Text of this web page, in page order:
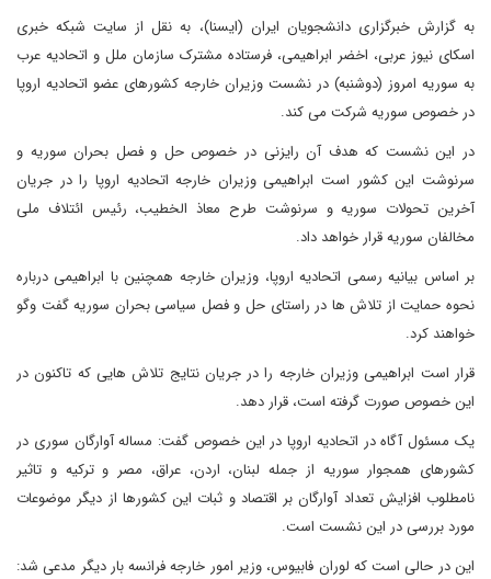
به گزارش خبرگزاری دانشجویان ایران (ایسنا)، به نقل از سایت شبکه خبری
اسکای نیوز عربی، اخضر ابراهیمی، فرستاده مشترک سازمان ملل و اتحادیه عرب
به سوریه امروز (دوشنبه) در نشست وزیران خارجه کشورهای عضو اتحادیه اروپا
در خصوص سوریه شرکت می کند.
در این نشست که هدف آن رایزنی در خصوص حل و فصل بحران سوریه و
سرنوشت این کشور است ابراهیمی وزیران خارجه اتحادیه اروپا را در جریان
آخرین تحولات سوریه و سرنوشت طرح معاذ الخطیب، رئیس ائتلاف ملی
مخالفان سوریه قرار خواهد داد.
بر اساس بیانیه رسمی اتحادیه اروپا، وزیران خارجه همچنین با ابراهیمی درباره
نحوه حمایت از تلاش ها در راستای حل و فصل سیاسی بحران سوریه گفت وگو
خواهند کرد.
قرار است ابراهیمی وزیران خارجه را در جریان نتایج تلاش هایی که تاکنون در
این خصوص صورت گرفته است، قرار دهد.
یک مسئول آگاه در اتحادیه اروپا در این خصوص گفت: مساله آوارگان سوری در
کشورهای همجوار سوریه از جمله لبنان، اردن، عراق، مصر و ترکیه و تاثیر
نامطلوب افزایش تعداد آوارگان بر اقتصاد و ثبات این کشورها از دیگر موضوعات
مورد بررسی در این نشست است.
این در حالی است که لوران فابیوس، وزیر امور خارجه فرانسه بار دیگر مدعی شد: